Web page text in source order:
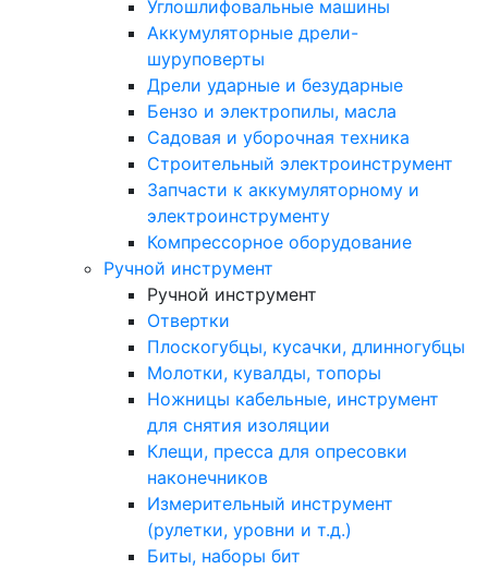
Углошлифовальные машины
Аккумуляторные дрели-
шуруповерты
Дрели ударные и безударные
Бензо и электропилы, масла
Садовая и уборочная техника
Строительный электроинструмент
Запчасти к аккумуляторному и
электроинструменту
Компрессорное оборудование
Ручной инструмент
Ручной инструмент
Отвертки
Плоскогубцы, кусачки, длинногубцы
Молотки, кувалды, топоры
Ножницы кабельные, инструмент
для снятия изоляции
Клещи, пресса для опресовки
наконечников
Измерительный инструмент
(рулетки, уровни и т.д.)
Биты, наборы бит